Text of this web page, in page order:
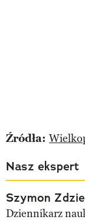
Źródła:
Nasz ekspert
Szymon
Dziennikarz